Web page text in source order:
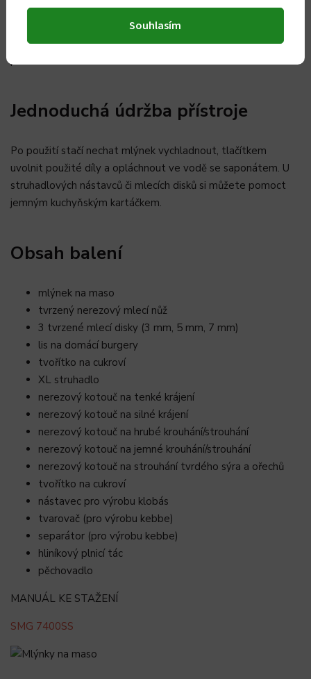
Souhlasím
prvky. Nerezový plášť s držadlem a protiskluzové nožky zajistí
snadnou a bezpečnou manipulaci. Motor disponuje dvojitou
ochranou (mechanickou pojistkou a tepelnou ochranou) proti
Jednoduchá údržba přístroje
Po použití stačí nechat mlýnek vychladnout, tlačítkem
uvolnit použité díly a opláchnout ve vodě se saponátem. U
struhadlových nástavců či mlecích disků si můžete pomoct
jemným kuchyňským kartáčkem.
Obsah balení
mlýnek na maso
tvrzený nerezový mlecí nůž
3 tvrzené mlecí disky (3 mm, 5 mm, 7 mm)
lis na domácí burgery
tvořítko na cukroví
XL struhadlo
nerezový kotouč na tenké krájení
nerezový kotouč na silné krájení
nerezový kotouč na hrubé krouhání/strouhání
nerezový kotouč na jemné krouhání/strouhání
nerezový kotouč na strouhání tvrdého sýra a ořechů
tvořítko na cukroví
nástavec pro výrobu klobás
tvarovač (pro výrobu kebbe)
separátor (pro výrobu kebbe)
hliníkový plnicí tác
pěchovadlo
MANUÁL KE STAŽENÍ
SMG 7400SS